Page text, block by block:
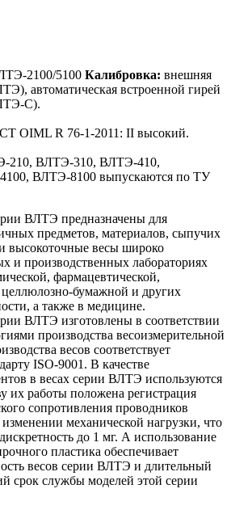
2100/5100 Калибровка: внешняя
автоматическая встроенной гирей
С).
OIML R 76-1-2011: II высокий.
210, ВЛТЭ-310, ВЛТЭ-410,
ВЛТЭ-8100 выпускаются по ТУ
ВЛТЭ предназначены для
предметов, материалов, сыпучих
высокоточные весы широко
и производственных лабораториях
фармацевтической,
бумажной и других
а также в медицине.
ВЛТЭ изготовлены в соответствии
производства весоизмерительной
весов соответствует
ISO-9001. В качестве
в весах серии ВЛТЭ используются
их работы положена регистрация
сопротивления проводников
механической нагрузки, что
до 1 мг. А использование
пластика обеспечивает
весов серии ВЛТЭ и длительный
срок службы моделей этой серии